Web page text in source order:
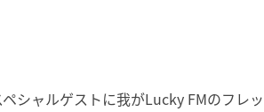
シャルゲストに我がLucky FMのフレ